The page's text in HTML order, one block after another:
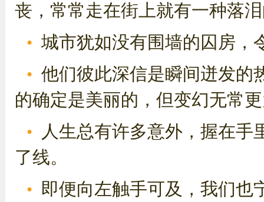
丧，常常走在街上就有一种落泪
城市犹如没有围墙的囚房
他们彼此深信是瞬间迸发的
的确定是美丽的，但变幻无常
人生总有许多意外，握在手
了线。
即便向左触手可及，我们也